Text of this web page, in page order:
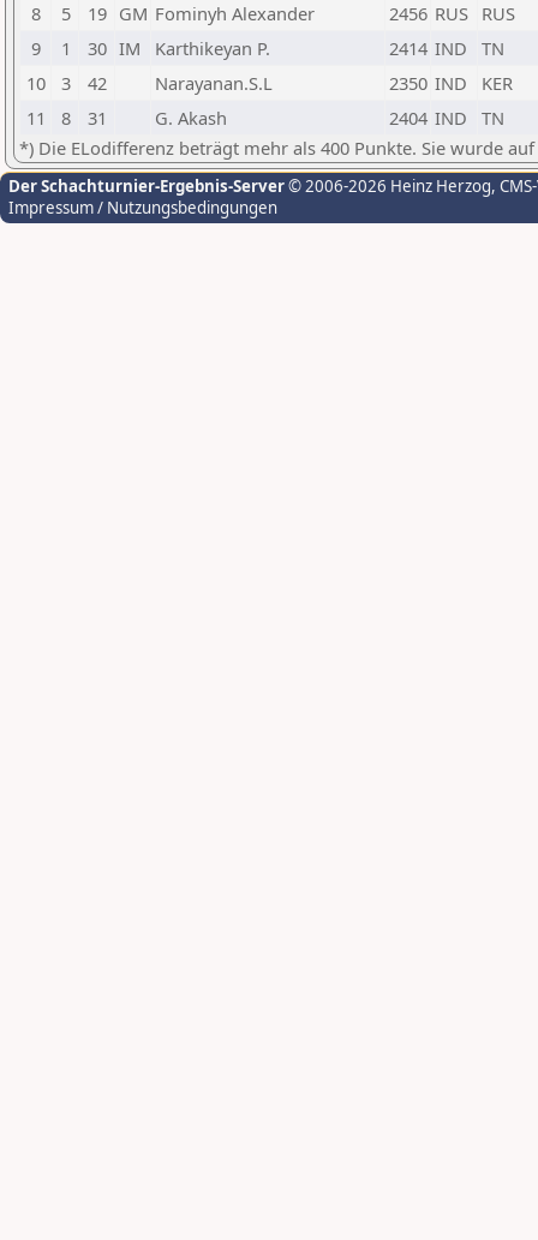
8
5 19 GM Fominyh Alexander 2456 RUS RUS
9
1 30 IM Karthikeyan P. 2414 IND
TN
10
3 42 Narayanan.S.L 2350 IND
KER
11
8 31 G. Akash 2404 IND
TN
*) Die ELodifferenz beträgt mehr als 400 Punkte. Sie wurde
Der Schachturnier-Ergebnis-Server© 2006-2026 Heinz Herzog,
Impressum / Nutzungsbedingungen